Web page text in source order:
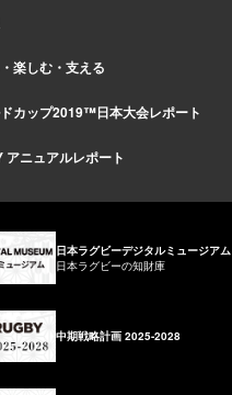
楽しむ・支える
カップ2019™日本大会レポート
ニュアルレポート
日本ラグビーデジタルミュージアム
日本ラグビーの知財庫
中期戦略計画 2025-2028